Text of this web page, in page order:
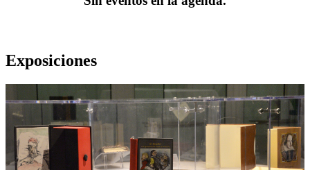
Exposiciones